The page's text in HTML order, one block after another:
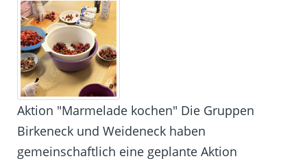
Aktion "Marmelade kochen" Die Gruppen
Birkeneck und Weideneck haben
gemeinschaftlich eine geplante Aktion